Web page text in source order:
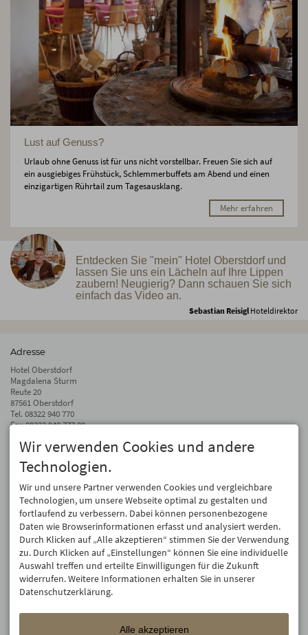
Lust auf Genuss?
Urlaub ohne Genuss ist für uns nicht vorstellbar. Freuen Sie sich auf
ein ausgiebiges Frühstück, Schlemmerbuffets am Abend und einen
einzigartigen Rührtail zum Tagesausklang.
Mehr erfahren
Entdecken Sie "mein" Hotel Oberstdorf und
lassen Sie uns ein Lächeln auf Ihre Lippen
zaubern! Neugierig? Dann schauen Sie sich
einfach das Video an.
Sebastian Reisigl Hoteldirektor
Adresse
Hotel Oberstdorf
Magdalena Sturm
Reute 20
87561 Oberstdorf
Tel. 08322 940 770
Fax 08322 940 777 00
info@hotel-oberstdorf.de
Auf dem Laufenden bleiben
Wir geben Ihre E-Mail-Adresse nicht weiter. Wir mögen auch keinen Spam.
Versprochen! Eine Abmeldung ist jederzeit möglich.
Anmelden
Wir verwenden Cookies und andere
Technologien.
Wir und unsere Partner verwenden Cookies und vergleichbare
Technologien, um unsere Webseite optimal zu gestalten und
fortlaufend zu verbessern. Dabei können personenbezogene
Daten wie Browserinformationen erfasst und analysiert werden.
Durch Klicken auf „Alle akzeptieren“ stimmen Sie der Verwendung
zu. Durch Klicken auf „Einstellungen“ können Sie eine individuelle
Auswahl treffen und erteilte Einwilligungen für die Zukunft
widerrufen. Weitere Informationen erhalten Sie in unserer
Datenschutzerklärung.
Alle akzeptieren